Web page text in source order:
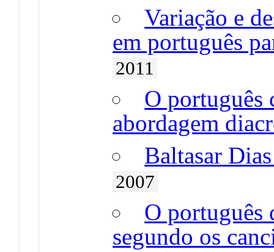
Variação e
em português
2011
O
abordagem
Baltasar
2007
O
segundo os